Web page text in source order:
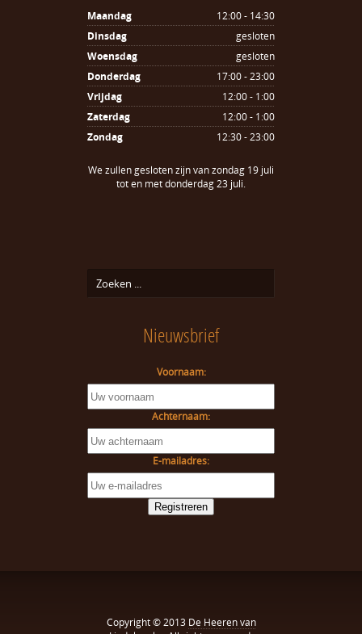
Maandag
12:00 - 14:30
Dinsdag
gesloten
Woensdag
gesloten
Donderdag
17:00 - 23:00
Vrijdag
12:00 - 1:00
Zaterdag
12:00 - 1:00
Zondag
12:30 - 23:00
We zullen gesloten zijn van zondag 19 juli
tot en met donderdag 23 juli.
Nieuwsbrief
Voornaam:
Achternaam:
E-mailadres:
Copyright © 2013 De Heeren van